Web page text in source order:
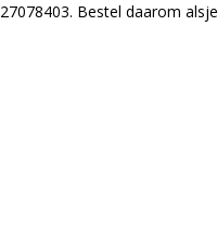
27078403. Bestel daarom